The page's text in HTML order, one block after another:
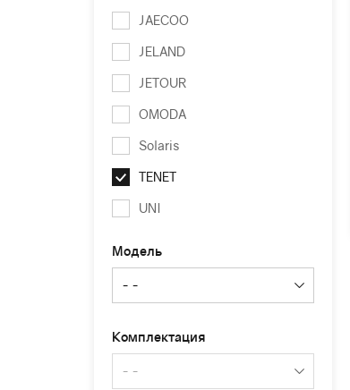
JAECOO
JELAND
JETOUR
OMODA
Solaris
TENET
UNI
Модель
Комплектация